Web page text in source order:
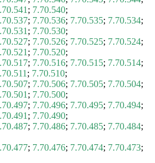
; 7.70.540;
; 7.70.536; 7.70.535; 7.70.534;
; 7.70.530;
; 7.70.526; 7.70.525; 7.70.524;
; 7.70.520;
; 7.70.516; 7.70.515; 7.70.514;
; 7.70.510;
; 7.70.506; 7.70.505; 7.70.504;
; 7.70.500;
; 7.70.496; 7.70.495; 7.70.494;
; 7.70.490;
; 7.70.486; 7.70.485; 7.70.484;
; 7.70.476; 7.70.474; 7.70.473;